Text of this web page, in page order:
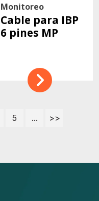
Monitoreo
Cable para IBP
6 pines MP
5 ... >>